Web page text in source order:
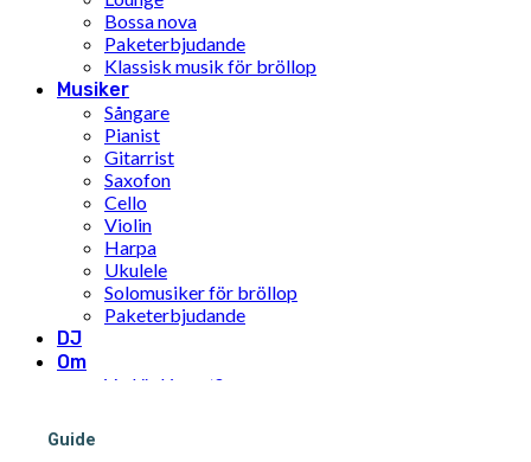
Bossa nova
Paketerbjudande
Klassisk musik för bröllop
Musiker
Sångare
Pianist
Gitarrist
Saxofon
Cello
Violin
Harpa
Ukulele
Solomusiker för bröllop
Paketerbjudande
DJ
Om
Vad är Limunt?
Guide